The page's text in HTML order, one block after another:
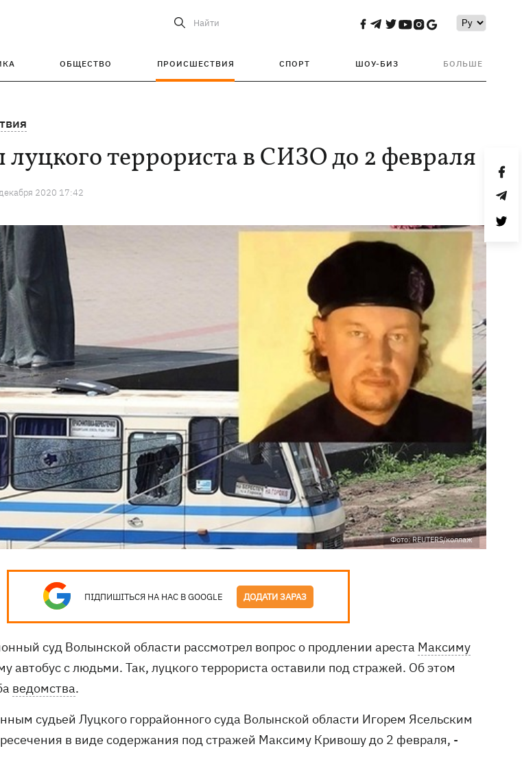
Найти
ОБЩЕСТВО ПРОИСШЕСТВИЯ СПОРТ ШОУ-БИЗ БОЛЬШЕ
луцкого террориста в СИЗО до 2 февраля
2020 17:42
Фото: REUTERS/коллаж
ПІДПИШІТЬСЯ НА НАС В GOOGLE ДОДАТИ ЗАРАЗ
суд Волынской области рассмотрел вопрос о продлении ареста Максиму
автобус с людьми. Так, луцкого террориста оставили под стражей. Об этом
ведомства.
судьей Луцкого горрайонного суда Волынской области Игорем Ясельским
в виде содержания под стражей Максиму Кривошу до 2 февраля, -